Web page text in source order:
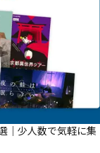
｜少人数で気軽に集